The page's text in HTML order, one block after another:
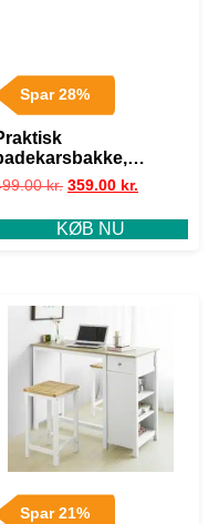
Spar 28%
kr. 359.00 kr.
KØB NU
Spar 21%